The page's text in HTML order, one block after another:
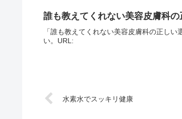
誰も教えてくれない美容皮膚科
「誰も教えてくれない美容皮膚科の正し
い。URL:
水素水でスッキリ健康